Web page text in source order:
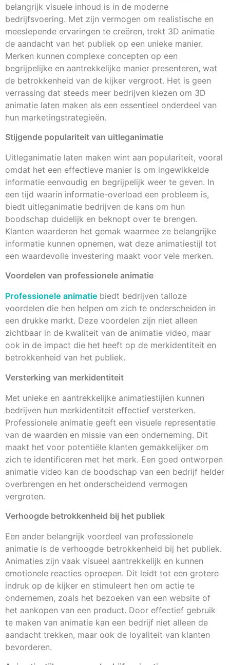
belangrijk visuele inhoud is in de moderne
bedrijfsvoering. Met zijn vermogen om realistische en
meeslepende ervaringen te creëren, trekt 3D animatie
de aandacht van het publiek op een unieke manier.
Merken kunnen complexe concepten op een
begrijpelijke en aantrekkelijke manier presenteren, wat
de betrokkenheid van de kijker vergroot. Het is geen
verrassing dat steeds meer bedrijven kiezen om 3D
animatie laten maken als een essentieel onderdeel van
hun marketingstrategieën.
Stijgende populariteit van uitleganimatie
Uitleganimatie laten maken wint aan populariteit, vooral
omdat het een effectieve manier is om ingewikkelde
informatie eenvoudig en begrijpelijk weer te geven. In
een tijd waarin informatie-overload een probleem is,
biedt uitleganimatie bedrijven de kans om hun
boodschap duidelijk en beknopt over te brengen.
Klanten waarderen het gemak waarmee ze belangrijke
informatie kunnen opnemen, wat deze animatiestijl tot
een waardevolle investering maakt voor vele merken.
Voordelen van professionele animatie
Professionele animatie biedt bedrijven talloze
voordelen die hen helpen om zich te onderscheiden in
een drukke markt. Deze voordelen zijn niet alleen
zichtbaar in de kwaliteit van de animatie video, maar
ook in de impact die het heeft op de merkidentiteit en
betrokkenheid van het publiek.
Versterking van merkidentiteit
Met unieke en aantrekkelijke animatiestijlen kunnen
bedrijven hun merkidentiteit effectief versterken.
Professionele animatie geeft een visuele representatie
van de waarden en missie van een onderneming. Dit
maakt het voor potentiële klanten gemakkelijker om
zich te identificeren met het merk. Een goed ontworpen
animatie video kan de boodschap van een bedrijf helder
overbrengen en het onderscheidend vermogen
vergroten.
Verhoogde betrokkenheid bij het publiek
Een ander belangrijk voordeel van professionele
animatie is de verhoogde betrokkenheid bij het publiek.
Animaties zijn vaak visueel aantrekkelijk en kunnen
emotionele reacties oproepen. Dit leidt tot een grotere
indruk op de kijker en stimuleert hen om actie te
ondernemen, zoals het bezoeken van een website of
het aankopen van een product. Door effectief gebruik
te maken van animatie kan een bedrijf niet alleen de
aandacht trekken, maar ook de loyaliteit van klanten
bevorderen.